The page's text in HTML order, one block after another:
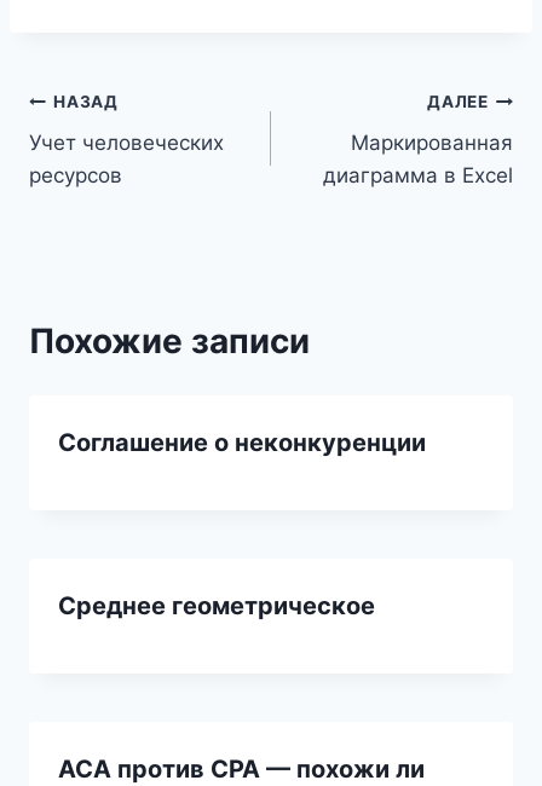
Навигация
по
НАЗАД
Учет человеческих
ресурсов
ДАЛЕЕ
Маркированная
диаграмма в Excel
Похожие записи
Соглашение о неконкуренции
Среднее геометрическое
ACA против CPA — похожи ли